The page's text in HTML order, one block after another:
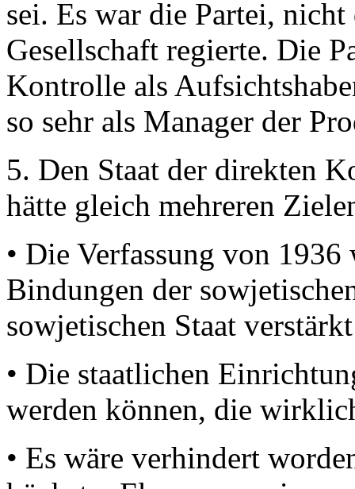
sei. Es war die Partei,
Gesellschaft regierte. Die
Kontrolle als
so sehr als Manager der
5. Den Staat der direkten
hätte gleich mehreren
• Die Verfassung von
Bindungen der
sowjetischen Staat
• Die staatlichen
werden können, die
• Es wäre verhindert